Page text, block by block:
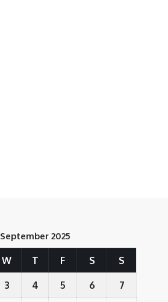
September 2025
W T F S S
3 4 5 6 7